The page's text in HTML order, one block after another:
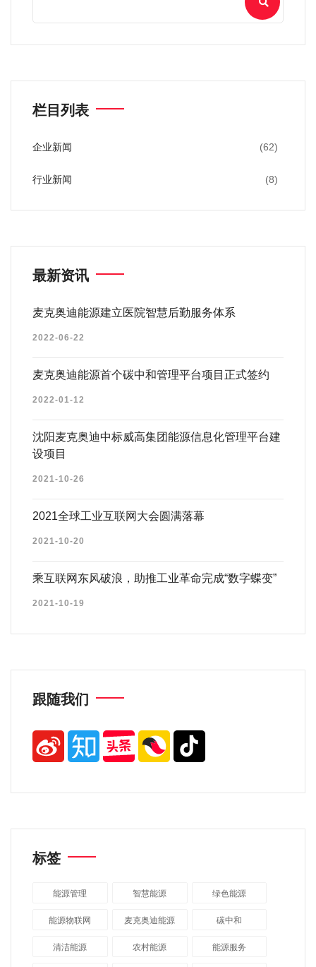
栏目列表
企业新闻 (62)
行业新闻 (8)
最新资讯
麦克奥迪能源建立医院智慧后勤服务体系
2022-06-22
麦克奥迪能源首个碳中和管理平台项目正式签约
2022-01-12
沈阳麦克奥迪中标威高集团能源信息化管理平台建
设项目
2021-10-26
2021全球工业互联网大会圆满落幕
2021-10-20
乘互联网东风破浪，助推工业革命完成“数字蝶变”
2021-10-19
跟随我们
标签
能源管理 智慧能源 绿色能源
能源物联网 麦克奥迪能源 碳中和
清洁能源 农村能源 能源服务